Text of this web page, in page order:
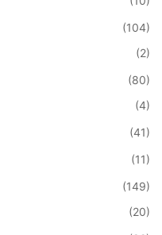
(104)
(2)
(80)
(4)
(41)
(11)
(149)
(20)